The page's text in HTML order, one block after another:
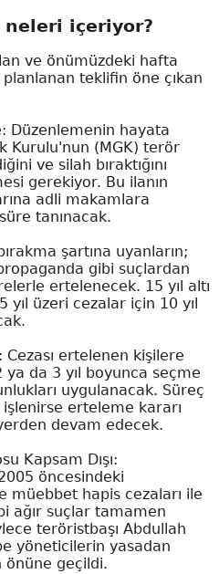
içeriyor?
ve önümüzdeki hafta
teklifin öne çıkan
Düzenlemenin hayata
Kurulu'nun (MGK) terör
ve silah bıraktığını
gerekiyor. Bu ilanın
adli makamlara
tanınacak.
şartına uyanların;
gibi suçlardan
ertelenecek. 15 yıl altı
yıl üzeri cezalar için 10 yıl
Cezası ertelenen kişilere
da 3 yıl boyunca seçme
uygulanacak. Süreç
erteleme kararı
devam edecek.
Kapsam Dışı:
öncesindeki
müebbet hapis cezaları ile
ağır suçlar tamamen
teröristbaşı Abdullah
yöneticilerin yasadan
önüne geçildi.